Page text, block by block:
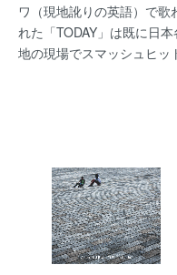
ワ（現地訛りの英語）で歌
れた「TODAY」は既に日本
地の現場でスマッシュヒッ